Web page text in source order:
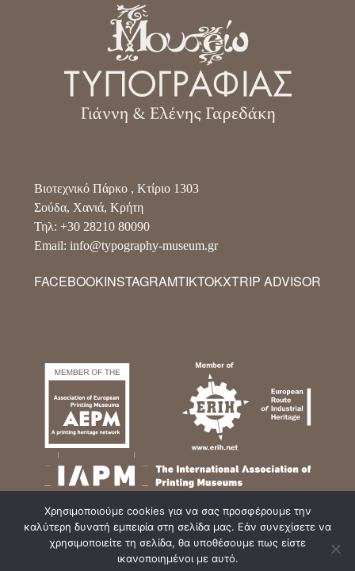
Βιοτεχνικό Πάρκο , Κτίριο 1303
Σούδα, Χανιά, Κρήτη
Τηλ: +30 28210 80090
Email: info@typography-museum.gr
FACEBOOKINSTAGRAMTIKTOKXTRIP ADVISOR
Χρησιμοποιούμε cookies για να σας προσφέρουμε την
καλύτερη δυνατή εμπειρία στη σελίδα μας. Εάν συνεχίσετε να
χρησιμοποιείτε τη σελίδα, θα υποθέσουμε πως είστε
ικανοποιημένοι με αυτό.